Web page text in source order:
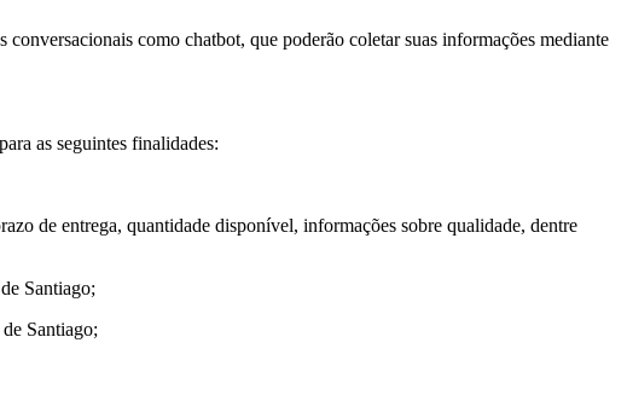
como chatbot, que poderão coletar suas informações mediante
as seguintes finalidades:
de entrega, quantidade disponível, informações sobre qualidade, dentre
Santiago;
Santiago;